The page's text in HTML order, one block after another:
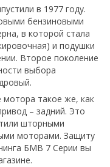
в 1977 году.
бензиновыми
в которой стала
и подушки
Второе поколение
выбора
такое же, как
– задний. Это
шторными
моторами. Защиту
БМВ 7 Серии вы